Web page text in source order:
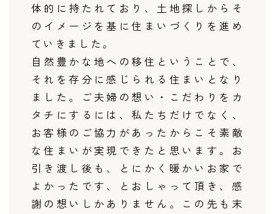
体的に持たれており、土地探しからそ
のイメージを基に住まいづくりを進め
ていきました。
自然豊かな地への移住ということで、
それを存分に感じられる住まいとなり
ました。ご夫婦の想い・こだわりをカ
タチにするには、私たちだけでなく、
お客様のご協力があったからこそ素敵
な住まいが実現できたと思います。お
引き渡し後も、とにかく暖かいお家で
よかったです、とおしゃって頂き、感
謝の想いしかありません。この先も末